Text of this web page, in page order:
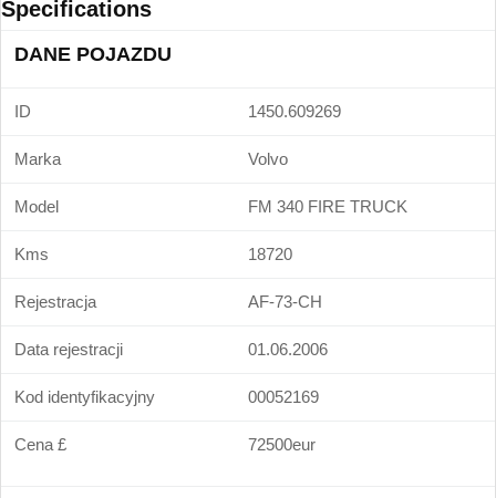
Specifications
DANE POJAZDU
ID 1450.609269
Marka Volvo
Model FM 340 FIRE TRUCK
Kms 18720
Rejestracja AF-73-CH
Data rejestracji 01.06.2006
Kod identyfikacyjny 00052169
Cena £ 72500eur